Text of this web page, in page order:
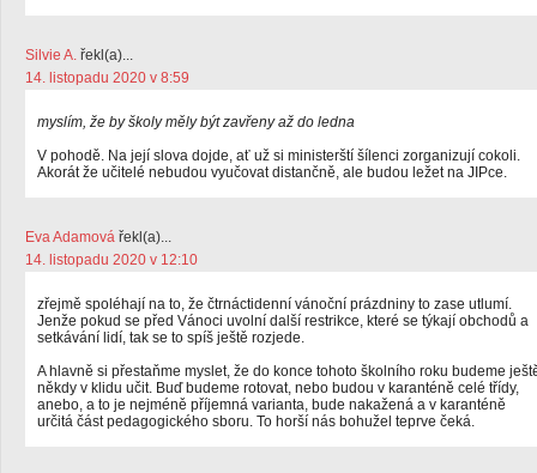
Silvie A. řekl(a)...
14. listopadu 2020 v 8:59
myslím, že by školy měly být zavřeny až do ledna
V pohodě. Na její slova dojde, ať už si ministerští šílenci zorganizují cokoli.
Akorát že učitelé nebudou vyučovat distančně, ale budou ležet na JIPce.
Eva Adamová řekl(a)...
14. listopadu 2020 v 12:10
zřejmě spoléhají na to, že čtrnáctidenní vánoční prázdniny to zase utlumí.
Jenže pokud se před Vánoci uvolní další restrikce, které se týkají obchodů a
setkávání lidí, tak se to spíš ještě rozjede.
A hlavně si přestaňme myslet, že do konce tohoto školního roku budeme
někdy v klidu učit. Buď budeme rotovat, nebo budou v karanténě celé třídy,
anebo, a to je nejméně příjemná varianta, bude nakažená a v karanténě
určitá část pedagogického sboru. To horší nás bohužel teprve čeká.